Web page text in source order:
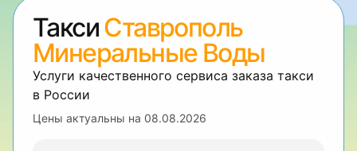
ТаксиСтаврополь
Минеральные Воды
Услуги качественного сервиса заказа такси
в России
Цены актуальны на 08.08.2026